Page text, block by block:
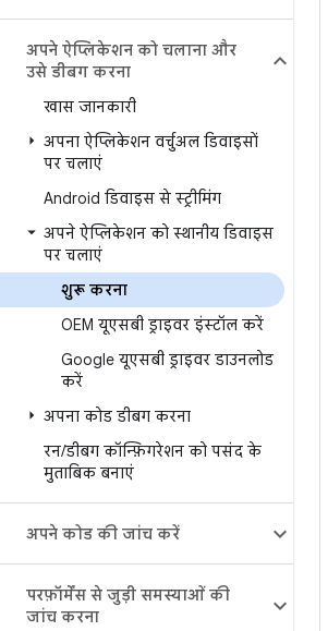
अपने ऐप्लिकेशन को चलाना और
उसे डीबग करना
खास जानकारी
अपना ऐप्लिकेशन वर्चुअल डिवाइसों
पर चलाएं
Android डिवाइस से स्ट्रीमिंग
अपने ऐप्लिकेशन को स्थानीय डिवाइस
पर चलाएं
शुरू करना
OEM यूएसबी ड्राइवर इंस्टॉल करें
Google यूएसबी ड्राइवर डाउनलोड
करें
अपना कोड डीबग करना
रन/डीबग कॉन्फ़िगरेशन को पसंद के
मुताबिक बनाएं
अपने कोड की जांच करें
परफ़ॉर्मेंस से जुड़ी समस्याओं की
जांच करना